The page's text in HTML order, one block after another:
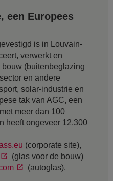
een Europees
is in Louvain-
verwerkt en
(buitenbeglazing
en andere
solar-industrie en
tak van AGC, een
meer dan 100
heeft ongeveer 12.300
(corporate site),
(glas voor de bouw)
(autoglas).